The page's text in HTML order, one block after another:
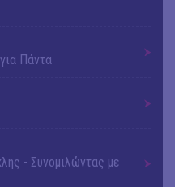
Πάντα
- Συνομιλώντας με